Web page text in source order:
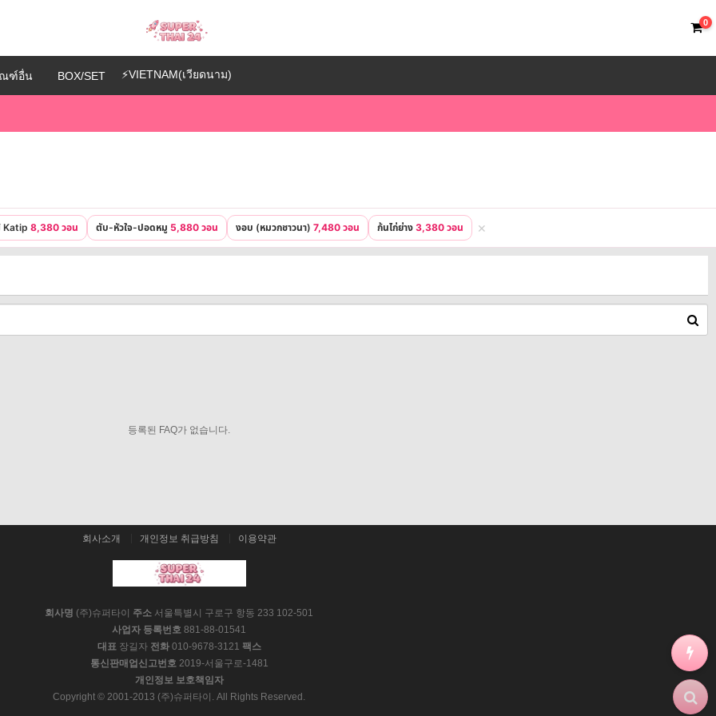
0
ฑ์อื่น BOX/SET ⚡VIETNAM(เวียดนาม)
Katip 8,380 วอน ตับ-หัวใจ-ปอดหมู 5,880 วอน งอบ (หมวกชาวนา) 7,480 วอน ก้นไก่ย่าง 3,380 วอน ✕
등록된 FAQ가 없습니다.
회사소개 개인정보 취급방침 이용약관
회사명 (주)슈퍼타이 주소 서울특별시 구로구 항동 233 102-501
사업자 등록번호 881-88-01541
대표장길자 전화010-9678-3121 팩스
통신판매업신고번호2019-서울구로-1481
개인정보 보호책임자
Copyright © 2001-2013 (주)슈퍼타이. All Rights Reserved.